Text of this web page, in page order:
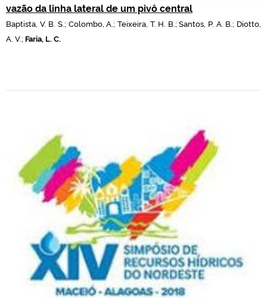
vazão da linha lateral de um pivô central
Baptista, V. B. S.; Colombo, A.; Teixeira, T. H. B.; Santos, P. A. B.; Diotto,
A. V.; Faria, L. C.